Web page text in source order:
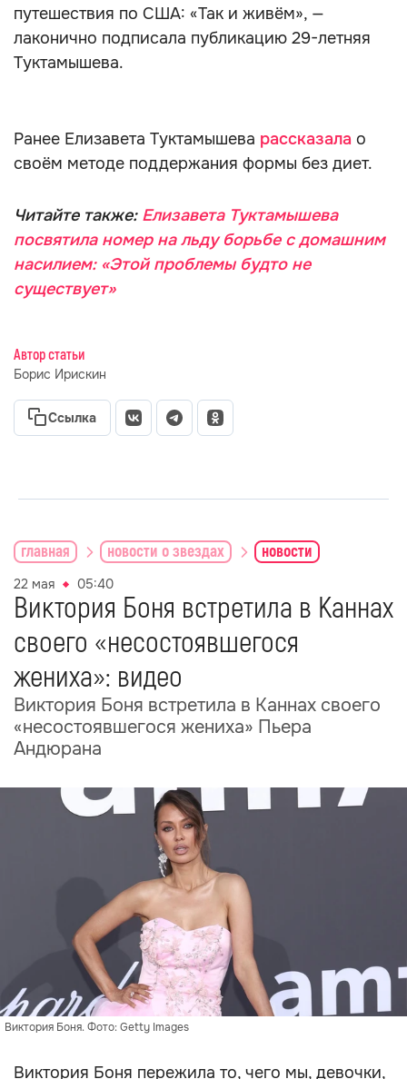
путешествия по США: «Так и живём», —
лаконично подписала публикацию 29-летняя
Туктамышева.
Ранее Елизавета Туктамышева рассказала о
своём методе поддержания формы без диет.
Читайте также: Елизавета Туктамышева
посвятила номер на льду борьбе с домашним
насилием: «Этой проблемы будто не
существует»
Автор статьи
Борис Ирискин
Ссылка
главная новости о звездах новости
22 мая 05:40
Виктория Боня встретила в Каннах
своего «несостоявшегося
жениха»: видео
Виктория Боня встретила в Каннах своего
«несостоявшегося жениха» Пьера
Андюрана
Виктория Боня. Фото: Getty Images
Виктория Боня пережила то, чего мы, девочки,